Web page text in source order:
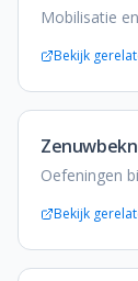
Mobilisatie
Bekijk
Oefeningen
Bekijk